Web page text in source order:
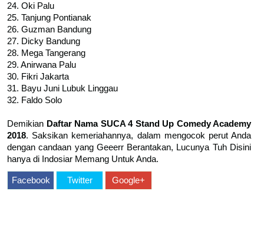
24. Oki Palu
25. Tanjung Pontianak
26. Guzman Bandung
27. Dicky Bandung
28. Mega Tangerang
29. Anirwana Palu
30. Fikri Jakarta
31. Bayu Juni Lubuk Linggau
32. Faldo Solo
Demikian Daftar Nama SUCA 4 Stand Up Comedy Academy
2018. Saksikan kemeriahannya, dalam mengocok perut Anda
dengan candaan yang Geeerr Berantakan, Lucunya Tuh Disini
hanya di Indosiar Memang Untuk Anda.
Facebook Twitter Google+